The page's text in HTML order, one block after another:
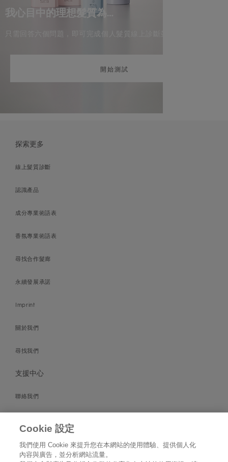
我心目中的理想髮質為…
只需回答六個問題，即可完成個人髮質線上診斷並獲取專業建議。
開始測試
探索更多
線上髮質診斷
認識產品
成分專業術語表
香氛專業術語表
尋找合作髮廊
永續發展承諾
Imprint
關於我們
尋找我們
支援中心
聯絡我們
隱私權政策
Cookie 設定
我們使用 Cookie 來提升您在本網站的使用體驗、提供個人化
內容與廣告，並分析網站流量。